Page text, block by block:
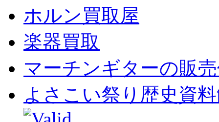
ホルン買取屋
楽器買取
マーチンギターの販
よさこい祭り歴史資